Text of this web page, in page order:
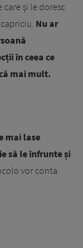
și le doresc
Nu ar
în ceea ce
mai mult.
mai lase
să le înfrunte și
vor conta